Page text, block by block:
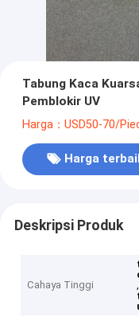
Tabung Kaca
Pemblokir UV
Harga：USD50-70/
Harga
Deskripsi Produk
Cahaya Tinggi
,